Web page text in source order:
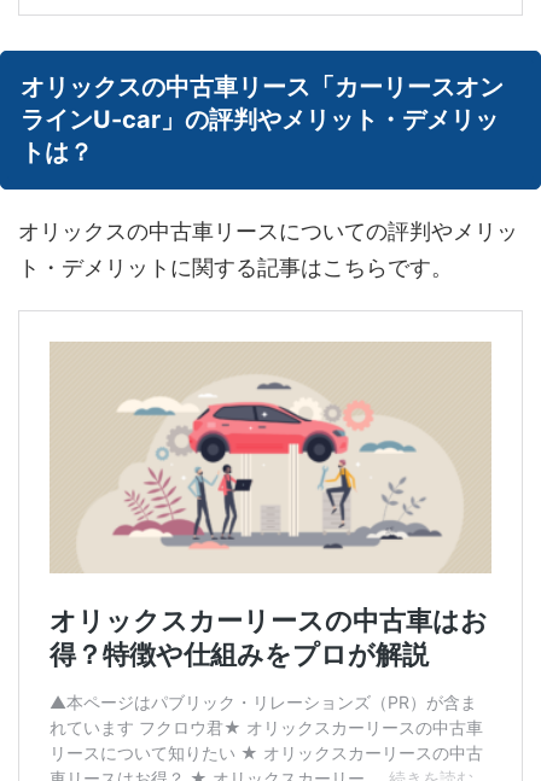
オリックスの中古車リース「カーリースオン
ラインU-car」の評判やメリット・デメリッ
トは？
オリックスの中古車リースについての評判やメリッ
ト・デメリットに関する記事はこちらです。